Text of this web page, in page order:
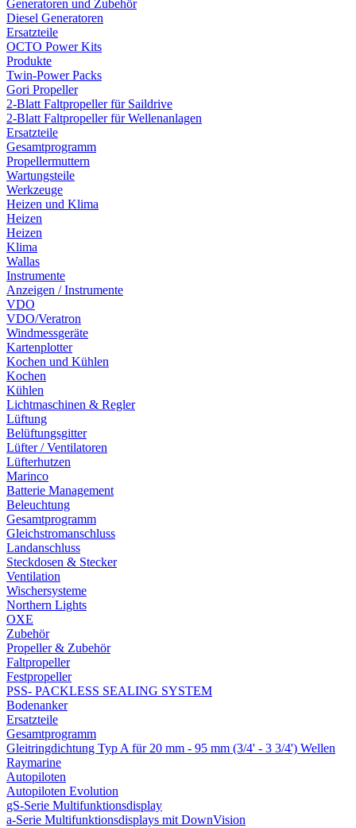
Generatoren und Zubehör
Diesel Generatoren
Ersatzteile
OCTO Power Kits
Produkte
Twin-Power Packs
Gori Propeller
2-Blatt Faltpropeller für Saildrive
2-Blatt Faltpropeller für Wellenanlagen
Ersatzteile
Gesamtprogramm
Propellermuttern
Wartungsteile
Werkzeuge
Heizen und Klima
Heizen
Heizen
Klima
Wallas
Instrumente
Anzeigen / Instrumente
VDO
VDO/Veratron
Windmessgeräte
Kartenplotter
Kochen und Kühlen
Kochen
Kühlen
Lichtmaschinen & Regler
Lüftung
Belüftungsgitter
Lüfter / Ventilatoren
Lüfterhutzen
Marinco
Batterie Management
Beleuchtung
Gesamtprogramm
Gleichstromanschluss
Landanschluss
Steckdosen & Stecker
Ventilation
Wischersysteme
Northern Lights
OXE
Zubehör
Propeller & Zubehör
Faltpropeller
Festpropeller
PSS- PACKLESS SEALING SYSTEM
Bodenanker
Ersatzteile
Gesamtprogramm
Gleitringdichtung Typ A für 20 mm - 95 mm (3/4' - 3 3/4') Wellen
Raymarine
Autopiloten
Autopiloten Evolution
gS-Serie Multifunktionsdisplay
a-Serie Multifunktionsdisplays mit DownVision